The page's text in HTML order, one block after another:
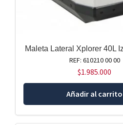
Maleta Lateral Xplorer 40L
REF: 610210 00 00
$1.985.000
Añadir al carrito